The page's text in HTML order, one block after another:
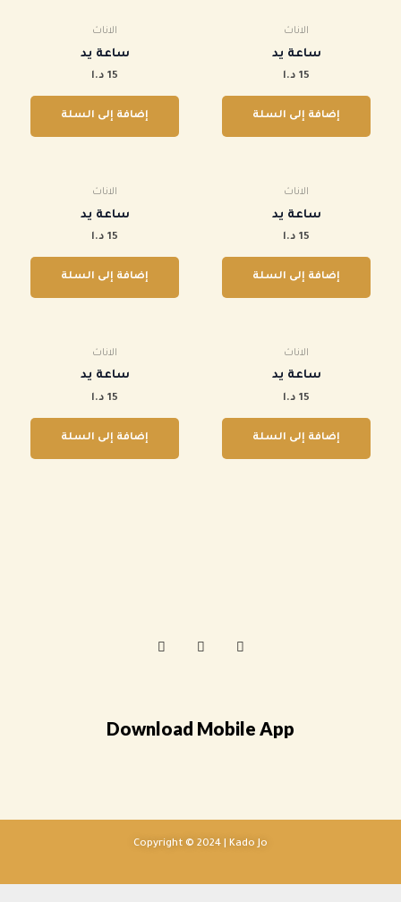
الاناث
ساعة يد
15 د.ا
إضافة إلى السلة
الاناث
ساعة يد
15 د.ا
إضافة إلى السلة
الاناث
ساعة يد
15 د.ا
إضافة إلى السلة
الاناث
ساعة يد
15 د.ا
إضافة إلى السلة
الاناث
ساعة يد
15 د.ا
إضافة إلى السلة
الاناث
ساعة يد
15 د.ا
إضافة إلى السلة
Download Mobile App
Copyright © 2024 | Kado Jo